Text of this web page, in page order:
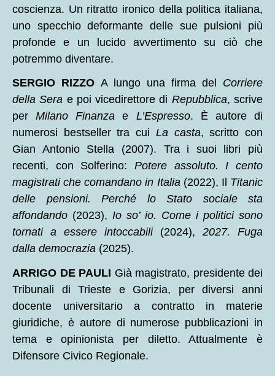
coscienza. Un ritratto ironico della politica italiana,
uno specchio deformante delle sue pulsioni più
profonde e un lucido avvertimento su ciò che
potremmo diventare.
SERGIO RIZZO A lungo una firma del Corriere
della Sera e poi vicedirettore di Repubblica, scrive
perMilano Finanza e L’Espresso. È autore di
numerosi bestseller tra cui La casta, scritto con
Gian Antonio Stella (2007). Tra i suoi libri più
recenti, con Solferino: Potere assoluto. I cento
magistrati che comandano in Italia (2022), Il Titanic
delle pensioni. Perché lo Stato sociale sta
affondando (2023), Io so’ io. Come i politici sono
tornati a essere intoccabili(2024), 2027. Fuga
dalla democrazia (2025).
ARRIGO DE PAULI Già magistrato, presidente dei
Tribunali di Trieste e Gorizia, per diversi anni
docente universitario a contratto in materie
giuridiche, è autore di numerose pubblicazioni in
tema e opinionista per diletto. Attualmente è
Difensore Civico Regionale.